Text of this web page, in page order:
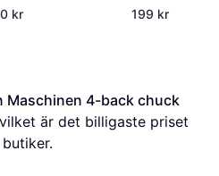
kr 199 kr
Maschinen 4-back chuck
är det billigaste priset